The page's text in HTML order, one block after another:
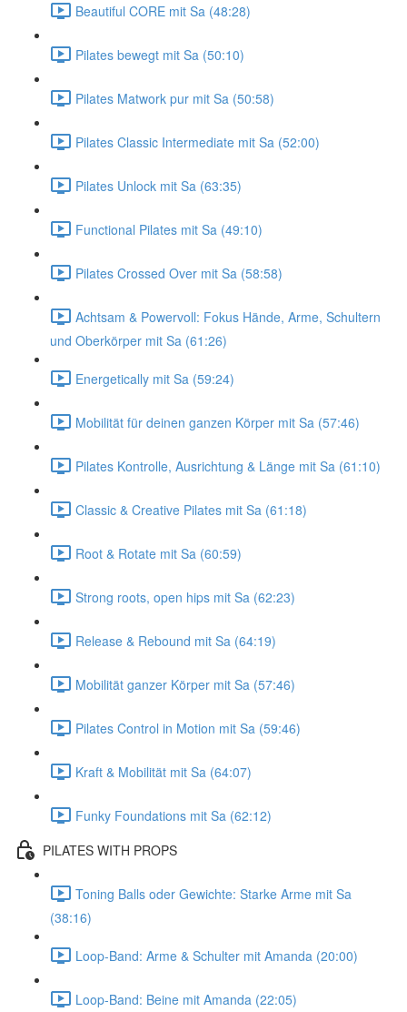
Beautiful CORE mit Sa (48:28)
Pilates bewegt mit Sa (50:10)
Pilates Matwork pur mit Sa (50:58)
Pilates Classic Intermediate mit Sa (52:00)
Pilates Unlock mit Sa (63:35)
Functional Pilates mit Sa (49:10)
Pilates Crossed Over mit Sa (58:58)
Achtsam & Powervoll: Fokus Hände, Arme, Schultern
und Oberkörper mit Sa (61:26)
Energetically mit Sa (59:24)
Mobilität für deinen ganzen Körper mit Sa (57:46)
Pilates Kontrolle, Ausrichtung & Länge mit Sa (61:10)
Classic & Creative Pilates mit Sa (61:18)
Root & Rotate mit Sa (60:59)
Strong roots, open hips mit Sa (62:23)
Release & Rebound mit Sa (64:19)
Mobilität ganzer Körper mit Sa (57:46)
Pilates Control in Motion mit Sa (59:46)
Kraft & Mobilität mit Sa (64:07)
Funky Foundations mit Sa (62:12)
PILATES WITH PROPS
Toning Balls oder Gewichte: Starke Arme mit Sa
(38:16)
Loop-Band: Arme & Schulter mit Amanda (20:00)
Loop-Band: Beine mit Amanda (22:05)